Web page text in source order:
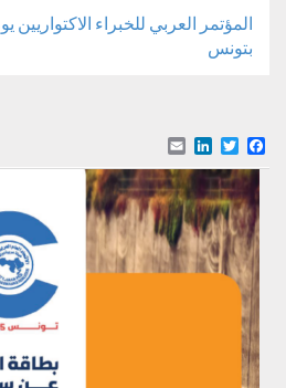
بتونس
Facebook
Twitter
LinkedIn